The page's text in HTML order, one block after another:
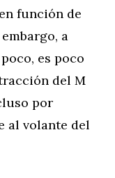
función de
a
es poco
del M
por
al volante del